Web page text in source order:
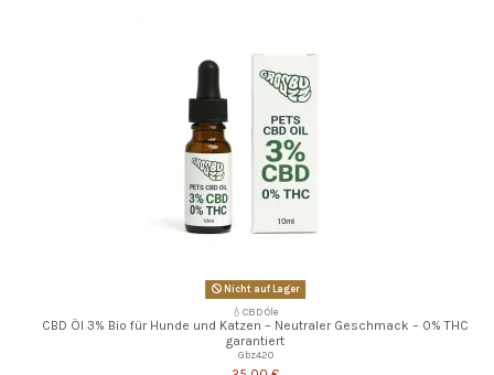
Nicht auf Lager
💧CBD Öle
CBD Öl 3% Bio für Hunde und Katzen – Neutraler Geschmack – 0% THC
garantiert
Gbz420